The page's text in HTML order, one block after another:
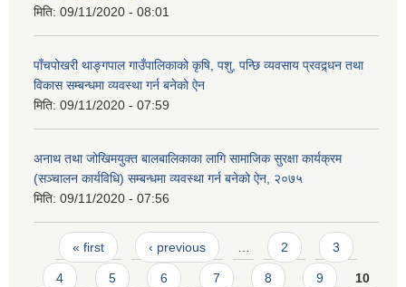
मिति: 09/11/2020 - 08:01
पाँचपोखरी थाङ्गपाल गाउँपालिकाको कृषि, पशु, पन्छि व्यवसाय प्रवद्र्धन तथा
विकास सम्बन्धमा व्यवस्था गर्न बनेको ऐन
मिति: 09/11/2020 - 07:59
अनाथ तथा जोखिमयुक्त बालबालिकाका लागि सामाजिक सुरक्षा कार्यक्रम
(सञ्चालन कार्यविधि) सम्बन्धमा व्यवस्था गर्न बनेको ऐन, २०७५
मिति: 09/11/2020 - 07:56
Pages
« first ‹ previous … 2 3
4 5 6 7 8 9 10